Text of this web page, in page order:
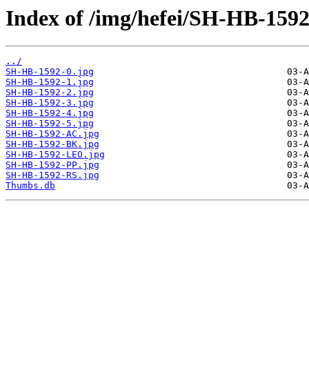
Index of /img/hefei/SH-HB-
../
SH-HB-1592-0.jpg
SH-HB-1592-1.jpg
SH-HB-1592-2.jpg
SH-HB-1592-3.jpg
SH-HB-1592-4.jpg
SH-HB-1592-5.jpg
SH-HB-1592-AC.jpg
SH-HB-1592-BK.jpg
SH-HB-1592-LEO.jpg
SH-HB-1592-PP.jpg
SH-HB-1592-RS.jpg
Thumbs.db